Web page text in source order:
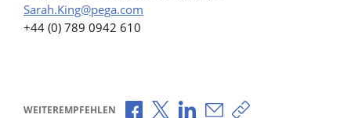
Sarah.King@pega.com
+44 (0) 789 0942 610
WEITEREMPFEHLEN Über Facebook teilen
Über X teilen
Über LinkedIn teilen
Über E-Mail teilen
Link zum Teilen